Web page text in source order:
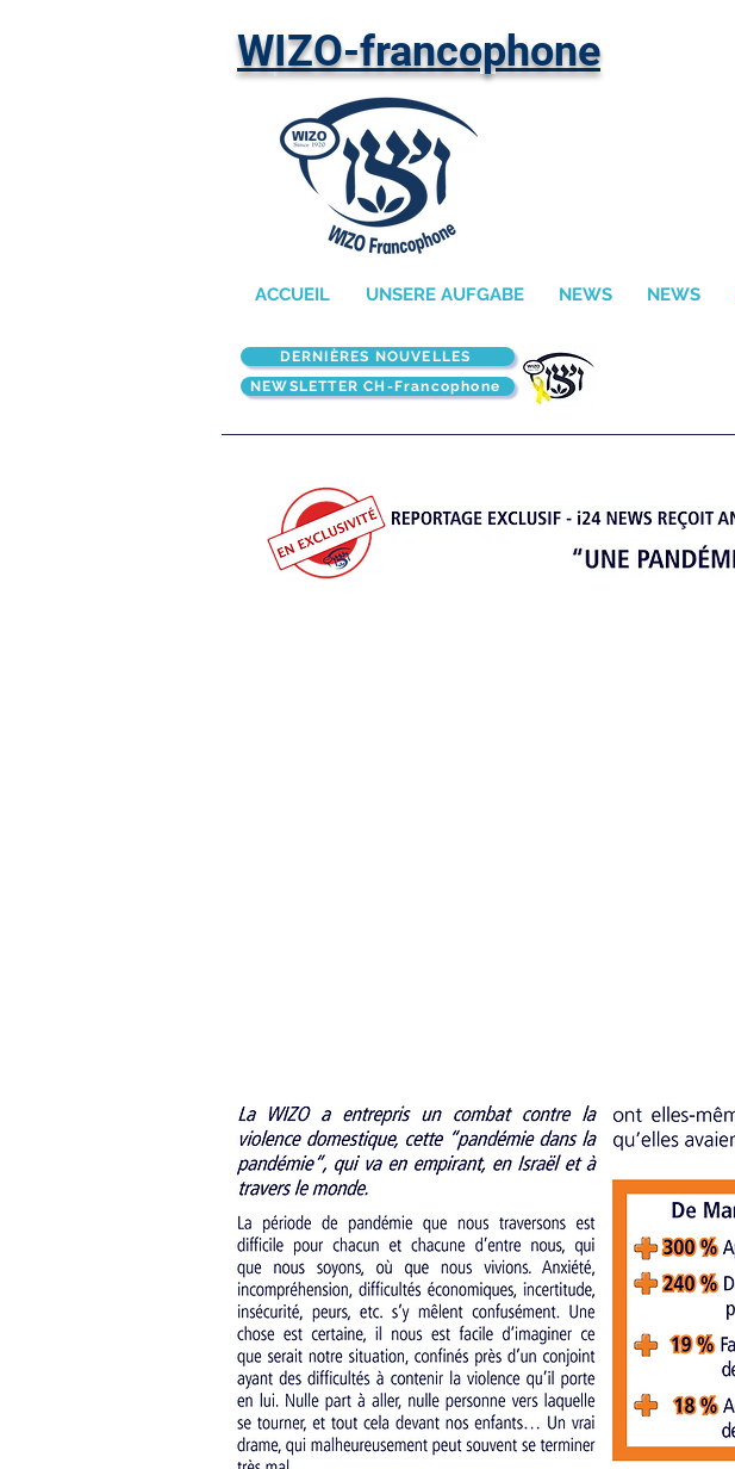
WIZO-francophone
ACCUEIL UNSERE AUFGABE NEWS NEWS
DERNIÈRES NOUVELLES
NEWSLETTER CH-Francophone